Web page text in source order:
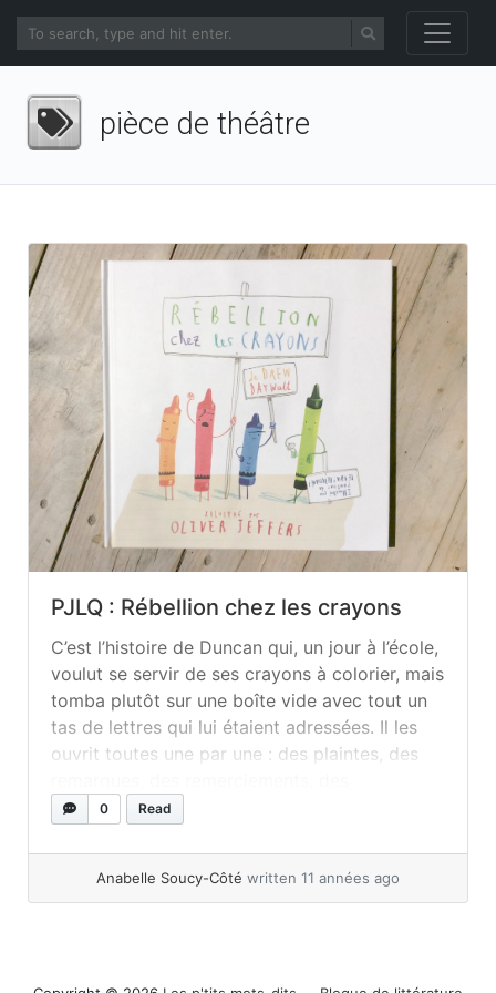
pièce de théâtre
PJLQ : Rébellion chez les crayons
C’est l’histoire de Duncan qui, un jour à l’école,
voulut se servir de ses crayons à colorier, mais
tomba plutôt sur une boîte vide avec tout un
tas de lettres qui lui étaient adressées. Il les
ouvrit toutes une par une : des plaintes, des
avertissements, etc. ! Tout le monde avait
0 Read
Anabelle Soucy-Côté written 11 années ago